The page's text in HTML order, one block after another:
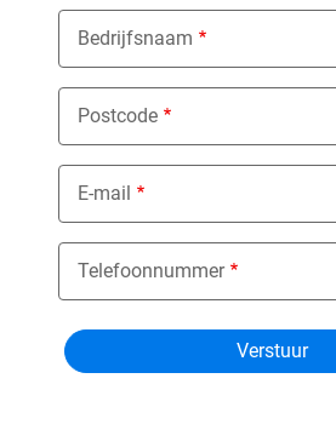
Bedrijfsnaam
Postcode
E-mail
Telefoonnummer